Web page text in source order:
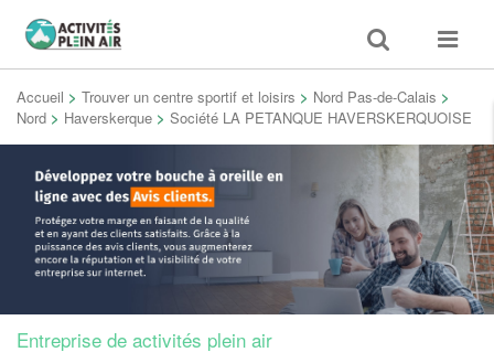
Toggle
search
Toggle
Accueil > Trouver un centre sportif et loisirs > Nord Pas-de-Calais >
Nord > Haverskerque > Société LA PETANQUE HAVERSKERQUOISE
Entreprise de activités plein air